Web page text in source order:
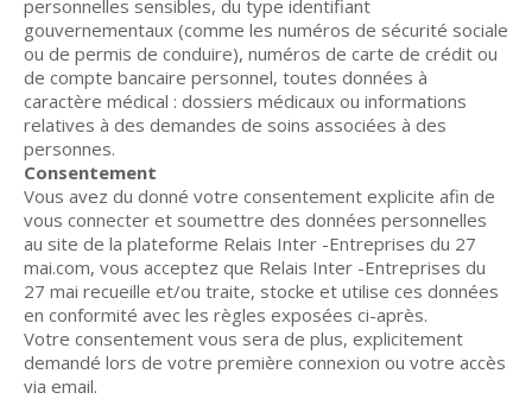
personnelles sensibles, du type identifiant
gouvernementaux (comme les numéros de sécurité sociale
ou de permis de conduire), numéros de carte de crédit ou
de compte bancaire personnel, toutes données à
caractère médical : dossiers médicaux ou informations
relatives à des demandes de soins associées à des
personnes.
Consentement
Vous avez du donné votre consentement explicite afin de
vous connecter et soumettre des données personnelles
au site de la plateforme Relais Inter -Entreprises du 27
mai.com, vous acceptez que Relais Inter -Entreprises du
27 mai recueille et/ou traite, stocke et utilise ces données
en conformité avec les règles exposées ci-après.
Votre consentement vous sera de plus, explicitement
demandé lors de votre première connexion ou votre accès
via email.